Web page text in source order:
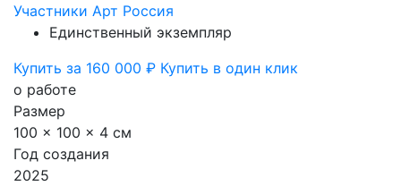
Участники Арт Россия
Единственный экземпляр
Купить за 160 000 ₽ Купить в один клик
о работе
Размер
100 x 100 x 4 см
Год создания
2025